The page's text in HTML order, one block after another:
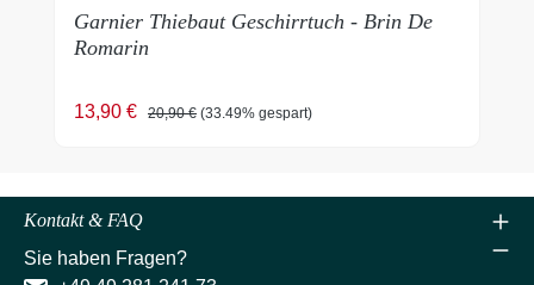
Garnier Thiebaut Geschirrtuch - Brin De
Romarin
Verkaufspreis:
13,90 € Regulärer Preis:
20,90 € (33.49% gespart)
Kontakt & FAQ
Sie haben Fragen?